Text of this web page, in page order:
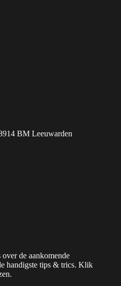
BM Leeuwarden
de aankomende
handigste tips & trics. Klik